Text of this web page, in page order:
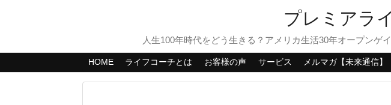
プレミアラ
人生100年時代をどう生きる？アメリカ生活30年オープン
HOME ライフコーチとは お客様の声 サービス メルマガ【未来通信】